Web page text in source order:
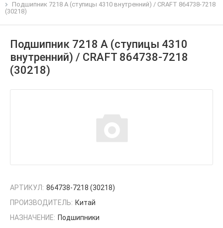
Подшипник 7218 А (ступицы 4310 внутренний) / CRAFT 864738-7218
(30218)
Подшипник 7218 А (ступицы 4310
внутренний) / CRAFT 864738-7218
(30218)
АРТИКУЛ: 864738-7218 (30218)
ПРОИЗВОДИТЕЛЬ: Китай
НАЗНАЧЕНИЕ: Подшипники